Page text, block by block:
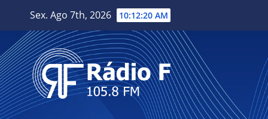
content
Sex. Ago 7th, 2026 10:12:21 AM